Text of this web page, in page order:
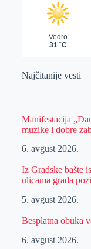
Najčitanije vesti
Manifestacija
muzike i dobre
6. avgust 2026.
Iz Gradske bašte
ulicama grada
5. avgust 2026.
Besplatna obuka
6. avgust 2026.